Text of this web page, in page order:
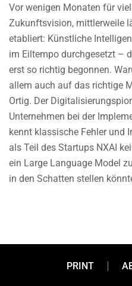
Vor wenigen Monaten für
Zukunftsvision, mittlerweile
etabliert: Künstliche
im Eiltempo durchgesetzt –
erst so richtig begonnen.
allem auch auf das richtige
Ortig. Der
Unternehmen bei der
kennt klassische Fehler und
als Teil des Startups NXAI
ein Large Language Model
in den Schatten stellen
PRINT